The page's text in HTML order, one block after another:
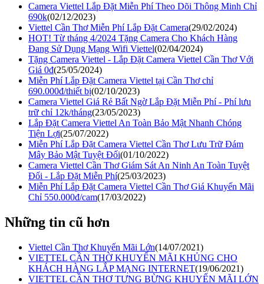
Camera Viettel Lắp Đặt Miễn Phí Theo Dõi Thông Minh Chỉ
690k(02/12/2023)
Viettel Cần Thơ Miễn Phí Lắp Đặt Camera(29/02/2024)
HOT! Từ tháng 4/2024 Tặng Camera Cho Khách Hàng
Đang Sử Dụng Mạng Wifi Viettel(02/04/2024)
Tặng Camera Viettel - Lắp Đặt Camera Viettel Cần Thơ Với
Giá 0đ(25/05/2024)
Miễn Phí Lắp Đặt Camera Viettel tại Cần Thơ chỉ
690.000đ/thiết bị(02/10/2023)
Camera Viettel Giá Rẻ Bất Ngờ Lắp Đặt Miễn Phí - Phí lưu
trữ chỉ 12k/tháng(23/05/2023)
Lắp Đặt Camera Viettel An Toàn Bảo Mật Nhanh Chóng
Tiện Lợi(25/07/2022)
Miễn Phí Lắp Đặt Camera Viettel Cần Thơ Lưu Trữ Đám
Mây Bảo Mật Tuyệt Đối(01/10/2022)
Camera Viettel Cần Thơ Giám Sát An Ninh An Toàn Tuyệt
Đối - Lắp Đặt Miễn Phí(25/03/2023)
Miễn Phí Lắp Đặt Camera Viettel Cần Thơ Giá Khuyến Mãi
Chỉ 550.000đ/cam(17/03/2022)
Những tin cũ hơn
Viettel Cần Thơ Khuyến Mãi Lớn(14/07/2021)
VIETTEL CẦN THỜ KHUYẾN MÃI KHỦNG CHO
KHÁCH HÀNG LẮP MẠNG INTERNET(19/06/2021)
VIETTEL CẦN THƠ TƯNG BỪNG KHUYẾN MÃI LỚN